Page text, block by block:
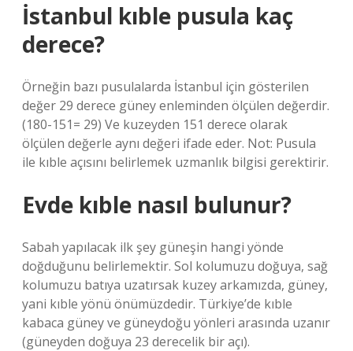
İstanbul kıble pusula kaç
derece?
Örneğin bazı pusulalarda İstanbul için gösterilen
değer 29 derece güney enleminden ölçülen değerdir.
(180-151= 29) Ve kuzeyden 151 derece olarak
ölçülen değerle aynı değeri ifade eder. Not: Pusula
ile kıble açısını belirlemek uzmanlık bilgisi gerektirir.
Evde kıble nasıl bulunur?
Sabah yapılacak ilk şey güneşin hangi yönde
doğduğunu belirlemektir. Sol kolumuzu doğuya, sağ
kolumuzu batıya uzatırsak kuzey arkamızda, güney,
yani kıble yönü önümüzdedir. Türkiye’de kıble
kabaca güney ve güneydoğu yönleri arasında uzanır
(güneyden doğuya 23 derecelik bir açı).